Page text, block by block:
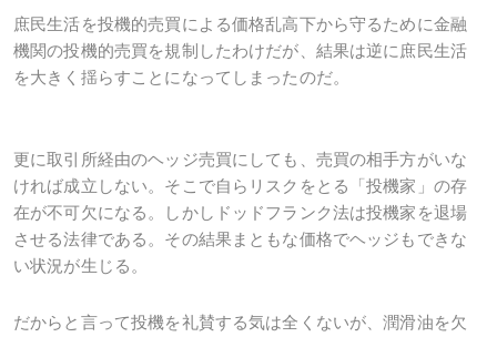
庶民生活を投機的売買による価格乱高下から守るために金融
機関の投機的売買を規制したわけだが、結果は逆に庶民生活
を大きく揺らすことになってしまったのだ。
更に取引所経由のヘッジ売買にしても、売買の相手方がいな
ければ成立しない。そこで自らリスクをとる「投機家」の存
在が不可欠になる。しかしドッドフランク法は投機家を退場
させる法律である。その結果まともな価格でヘッジもできな
い状況が生じる。
だからと言って投機を礼賛する気は全くないが、潤滑油を欠